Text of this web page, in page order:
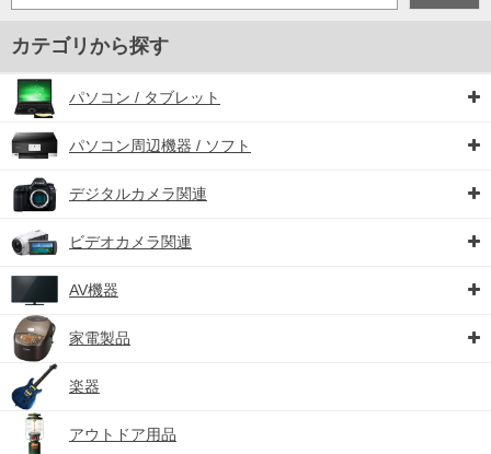
カテゴリから探す
パソコン / タブレット
パソコン周辺機器 / ソフト
デジタルカメラ関連
ビデオカメラ関連
AV機器
家電製品
楽器
アウトドア用品